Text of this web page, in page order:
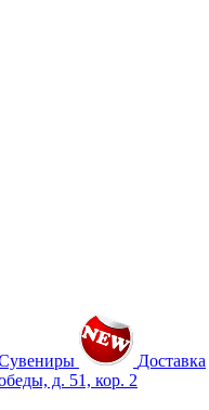
Доставка
д. 51, кор. 2